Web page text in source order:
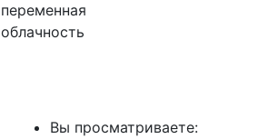
переменная
облачность
Вы просматриваете: